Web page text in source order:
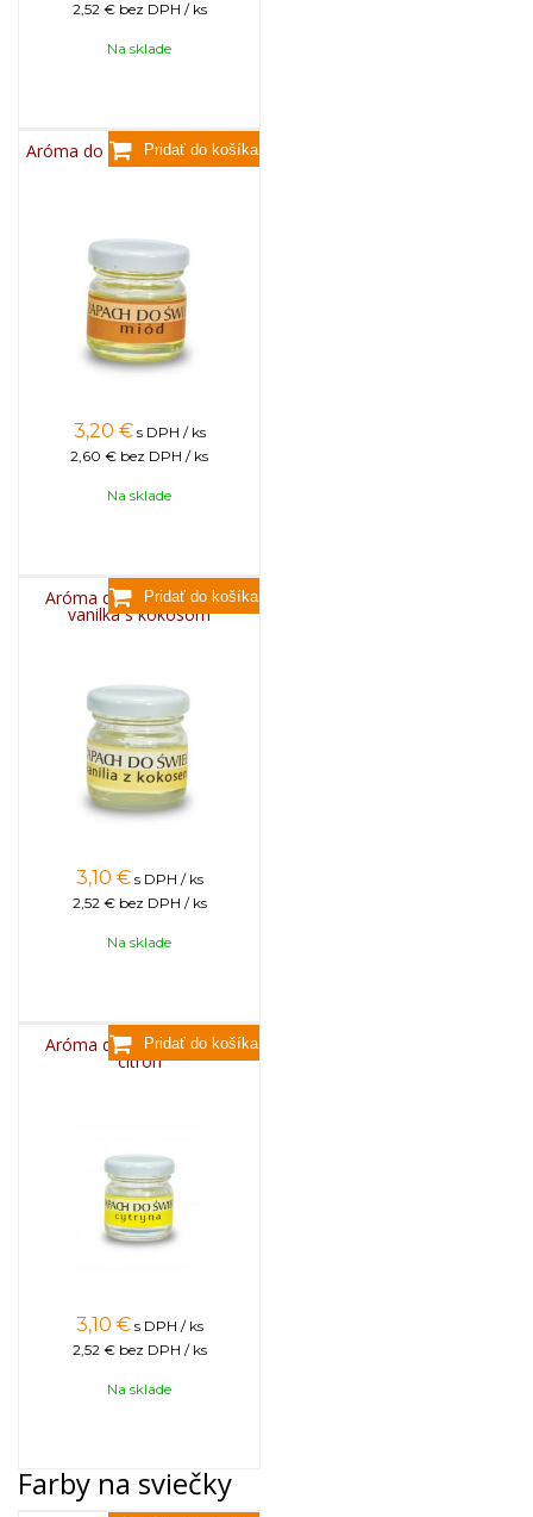
2,52 € bez DPH / ks
Na sklade
Aróma do sviečok, 25g - med
3,20 € s DPH / ks
2,60 € bez DPH / ks
Na sklade
Aróma do sviečok, 25g -
vanilka s kokosom
3,10 € s DPH / ks
2,52 € bez DPH / ks
Na sklade
Aróma do sviečok, 25g -
citrón
3,10 € s DPH / ks
2,52 € bez DPH / ks
Na sklade
Farby na sviečky